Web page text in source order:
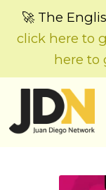
🚀 The
click here to
here to